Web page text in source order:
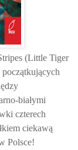
(Little Tiger
białymi
czterech
ciekawą
Polsce!